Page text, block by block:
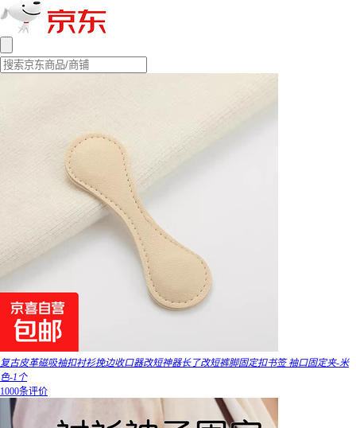
复古皮革磁吸袖扣衬衫挽边收口器改短神器长了改短裤脚固定扣书签 袖口固定夹-米
色-1个
1000条评价